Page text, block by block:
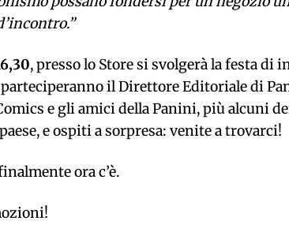
, presso lo Store si svolgerà la festa di
il Direttore Editoriale di
e gli amici della Panini, più alcuni
e ospiti a sorpresa: venite a trovarci!
ora c’è.